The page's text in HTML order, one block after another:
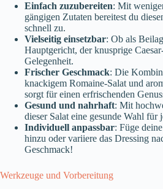
Einfach zuzubereiten: Mit
gängigen Zutaten bereitest du
schnell zu.
Vielseitig einsetzbar: Ob als
Hauptgericht, der knusprige
Gelegenheit.
Frischer Geschmack: Die
knackigem Romaine-Salat und
sorgt für einen erfrischenden
Gesund und nahrhaft: Mit
dieser Salat eine gesunde Wahl für
Individuell anpassbar: Füge
hinzu oder variiere das Dressing
Geschmack!
Werkzeuge und Vorbereitung